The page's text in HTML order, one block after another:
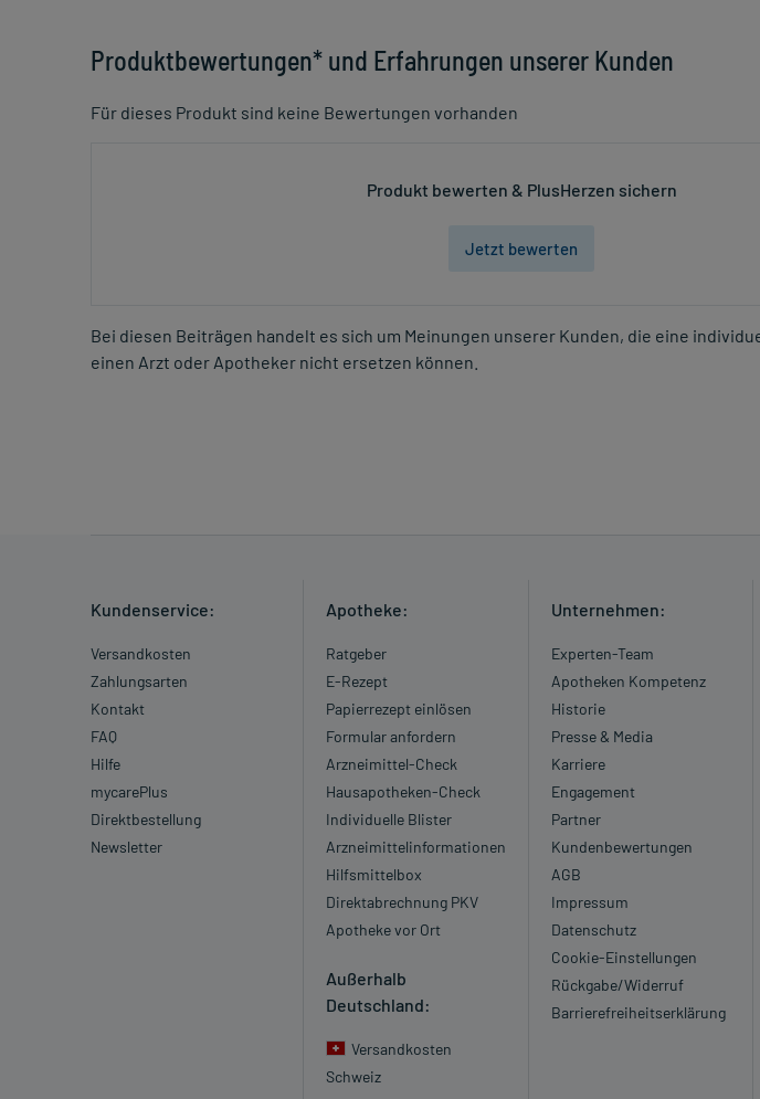
Produktbewertungen* und Erfahrungen unserer Kunden
Für dieses Produkt sind keine Bewertungen vorhanden
Produkt bewerten & PlusHerzen sichern
Jetzt bewerten
Bei diesen Beiträgen handelt es sich um Meinungen unserer Kunden, die eine
einen Arzt oder Apotheker nicht ersetzen können.
Kundenservice:
Versandkosten
Zahlungsarten
Kontakt
FAQ
Hilfe
mycarePlus
Direktbestellung
Newsletter
Apotheke:
Ratgeber
E-Rezept
Papierrezept einlösen
Formular anfordern
Arzneimittel-Check
Hausapotheken-Check
Individuelle Blister
Arzneimittelinformationen
Hilfsmittelbox
Direktabrechnung PKV
Apotheke vor Ort
Außerhalb
Deutschland:
Versandkosten
Schweiz
Unternehmen:
Experten-Team
Apotheken Kompetenz
Historie
Presse & Media
Karriere
Engagement
Partner
Kundenbewertungen
AGB
Impressum
Datenschutz
Cookie-Einstellungen
Rückgabe/Widerruf
Barrierefreiheitserklärung